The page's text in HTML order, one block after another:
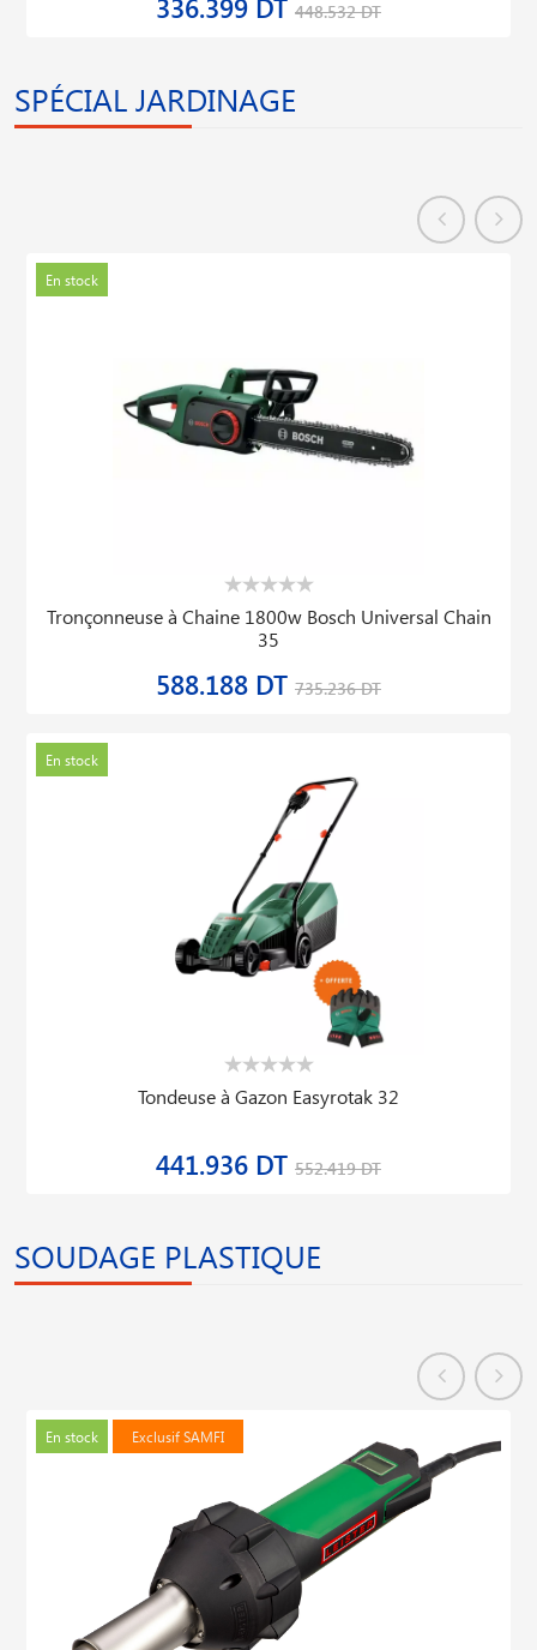
336.399 DT 448.532 DT
SPÉCIAL JARDINAGE
En stock
Tronçonneuse à Chaine 1800w Bosch Universal Chain
35
588.188 DT 735.236 DT
En stock
Tondeuse à Gazon Easyrotak 32
441.936 DT 552.419 DT
SOUDAGE PLASTIQUE
En stock Exclusif SAMFI